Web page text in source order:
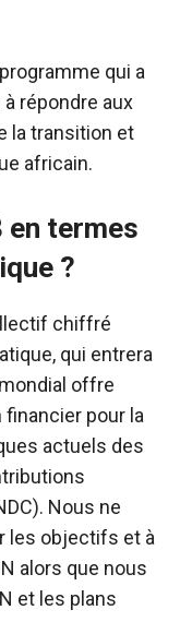
programme qui a
répondre aux
la transition et
africain.
en termes
?
chiffré
qui entrera
offre
financier pour la
actuels des
Nous ne
les objectifs et à
alors que nous
et les plans